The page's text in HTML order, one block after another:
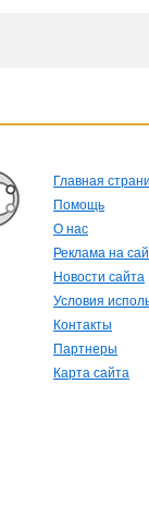
Главная
Помощь
О нас
Реклама на
Новости сайта
Условия
Контакты
Партнеры
Карта сайта